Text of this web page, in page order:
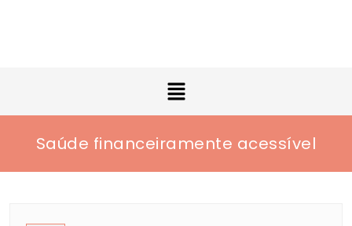
Saúde financeiramente acessível